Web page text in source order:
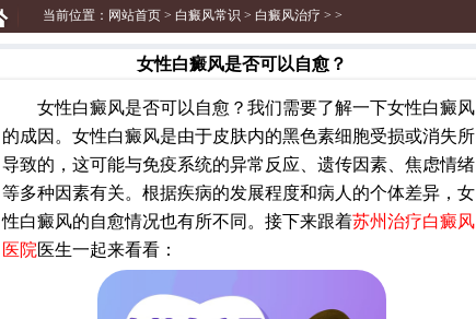
当前位置： 网站首页> 白癜风常识 > 白癜风治疗 > >
女性白癜风是否可以自愈？
女性白癜风是否可以自愈？我们需要了解一下女性白癜风
的成因。女性白癜风是由于皮肤内的黑色素细胞受损或消失所
导致的，这可能与免疫系统的异常反应、遗传因素、焦虑情绪
等多种因素有关。根据疾病的发展程度和病人的个体差异，女
性白癜风的自愈情况也有所不同。接下来跟着苏州治疗白癜风
医院医生一起来看看：